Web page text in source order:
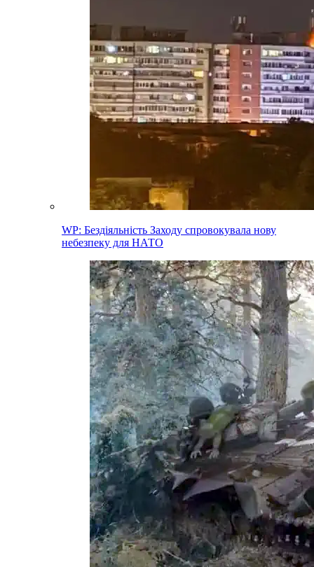
WP: Бездіяльність Заходу спровокувала нову
небезпеку для НАТО